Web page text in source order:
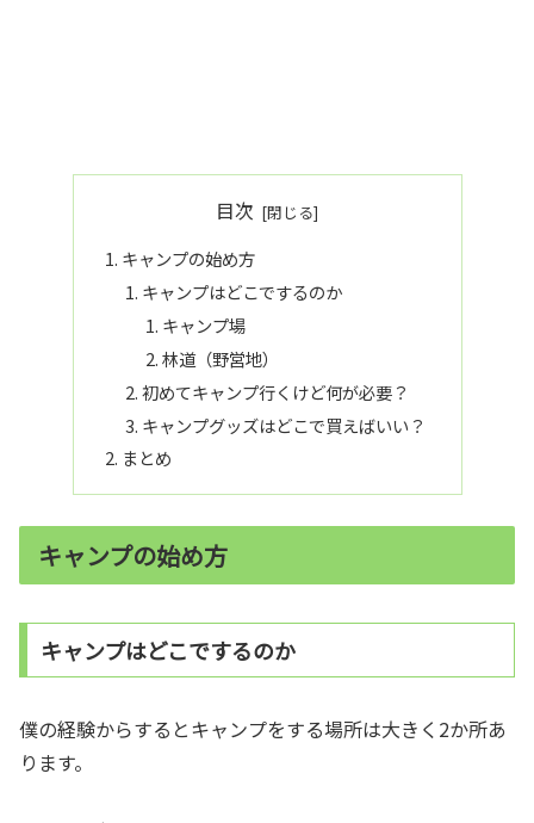
目次
キャンプの始め方
キャンプはどこでするのか
キャンプ場
林道（野営地）
初めてキャンプ行くけど何が必要？
キャンプグッズはどこで買えばいい？
まとめ
キャンプの始め方
キャンプはどこでするのか
僕の経験からするとキャンプをする場所は大きく2か所あ
ります。